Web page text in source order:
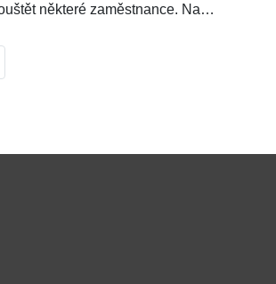
některé zaměstnance. Na
především menších podniků
pro ŽivotvČesku.cz mluvčí